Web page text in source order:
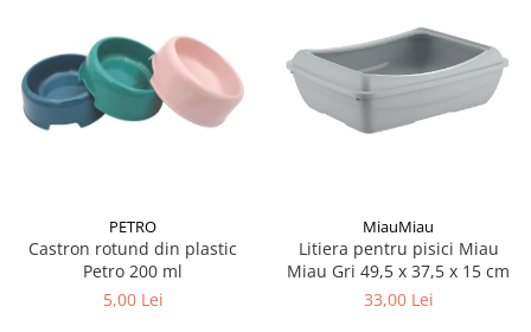
PETRO
Castron rotund din plastic
Petro 200 ml
5,00 Lei
MiauMiau
Litiera pentru pisici Miau
Miau Gri 49,5 x 37,5 x 15 cm
33,00 Lei